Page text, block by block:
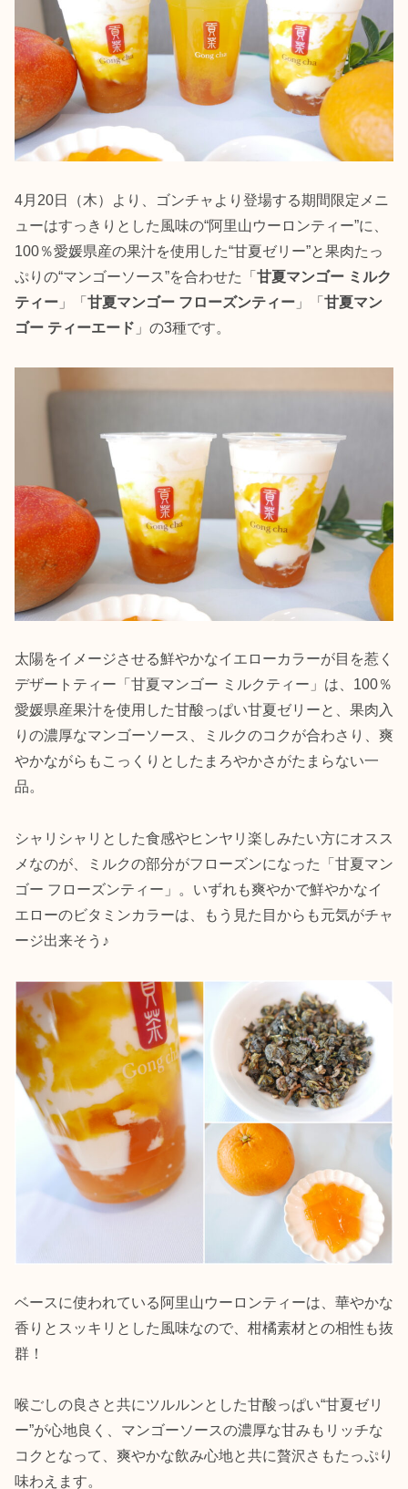
4月20日（木）より、ゴンチャより登場する期間限定メニ
ューはすっきりとした風味の“阿里山ウーロンティー”に、
100％愛媛県産の果汁を使用した“甘夏ゼリー”と果肉たっ
ぷりの“マンゴーソース”を合わせた「 甘夏マンゴー ミルク
ティー 」「 甘夏マンゴー フローズンティー 」「 甘夏マン
ゴー ティーエード 」の3種です。
太陽をイメージさせる鮮やかなイエローカラーが目を惹く
デザートティー「甘夏マンゴー ミルクティー」は、100％
愛媛県産果汁を使用した甘酸っぱい甘夏ゼリーと、果肉入
りの濃厚なマンゴーソース、ミルクのコクが合わさり、爽
やかながらもこっくりとしたまろやかさがたまらない一
品。
シャリシャリとした食感やヒンヤリ楽しみたい方にオスス
メなのが、ミルクの部分がフローズンになった「甘夏マン
ゴー フローズンティー」。いずれも爽やかで鮮やかなイ
エローのビタミンカラーは、もう見た目からも元気がチャ
ージ出来そう♪
ベースに使われている阿里山ウーロンティーは、華やかな
香りとスッキリとした風味なので、柑橘素材との相性も抜
群！
喉ごしの良さと共にツルルンとした甘酸っぱい“甘夏ゼリ
ー”が心地良く、マンゴーソースの濃厚な甘みもリッチな
コクとなって、爽やかな飲み心地と共に贅沢さもたっぷり
味わえます。